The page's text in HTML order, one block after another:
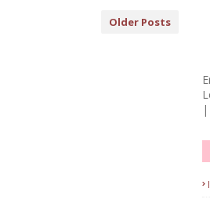
Older Posts
|